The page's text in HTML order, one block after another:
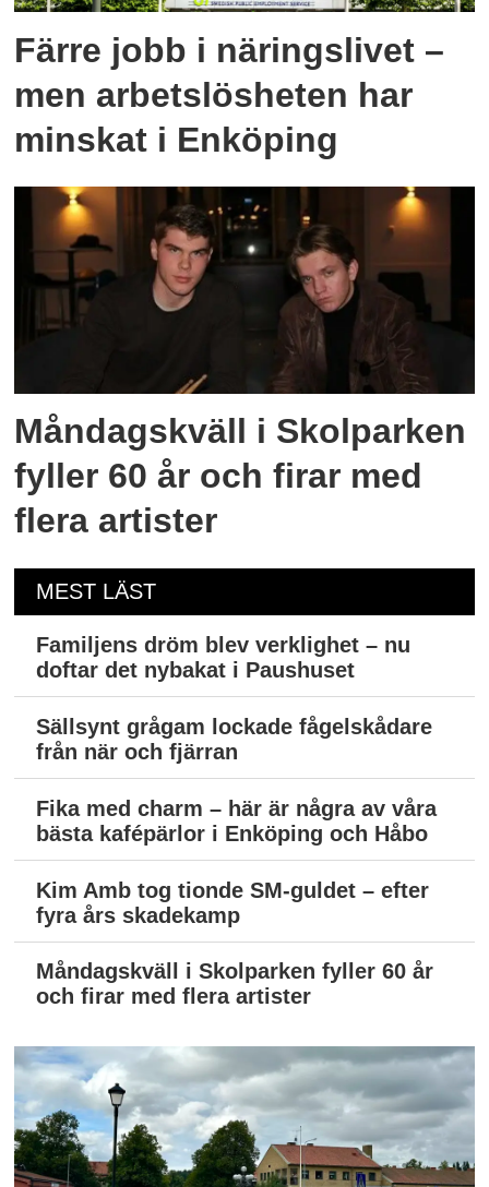
Färre jobb i näringslivet –
men arbetslösheten har
minskat i Enköping
Måndagskväll i Skolparken
fyller 60 år och firar med
flera artister
MEST LÄST
Familjens dröm blev verklighet – nu
doftar det nybakat i Paushuset
Sällsynt grågam lockade fågelskådare
från när och fjärran
Fika med charm – här är några av våra
bästa kafépärlor i Enköping och Håbo
Kim Amb tog tionde SM-guldet – efter
fyra års skadekamp
Måndagskväll i Skolparken fyller 60 år
och firar med flera artister